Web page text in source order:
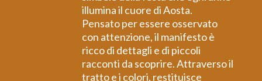
illumina il cuore di Aosta.
Pensato per essere osservato
con attenzione, il manifesto è
ricco di dettagli e di piccoli
racconti da scoprire. Attraverso il
tratto e i colori, restituisce